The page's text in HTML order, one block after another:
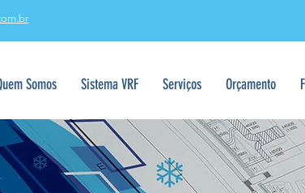
Somos Sistema VRF Serviços Orçamento